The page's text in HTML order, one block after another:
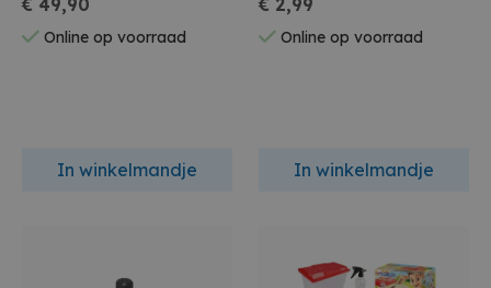
€ 49,90
Online op voorraad
In winkelmandje
€ 2,99
Online op voorraad
In winkelmandje